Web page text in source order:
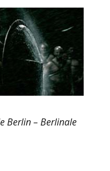
Berlin – Berlinale